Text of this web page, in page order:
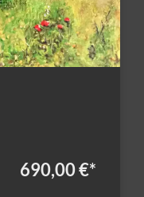
690,00 €*